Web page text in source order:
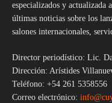
especializados y actualizada
últimas noticias sobre los
salones internacionales,
Director periodístico: Lic.
Dirección: Arístides
Teléfono: +54 261 5358556
Correo electrónico: